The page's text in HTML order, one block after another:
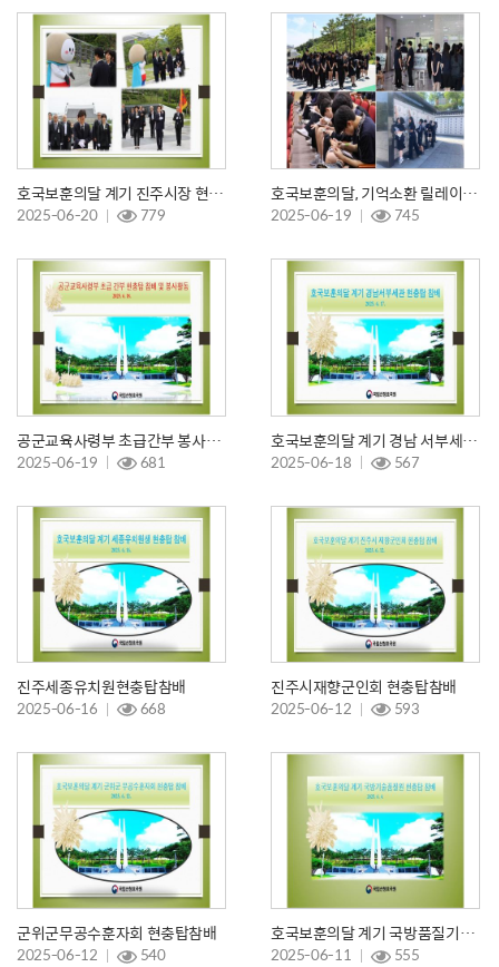
호국보훈의달 계기 진주시장 현충탑 참배
2025-06-20 779
호국보훈의달, 기억소환 릴레이 호국체험!! 스타뚜~~
2025-06-19 745
공군교육사령부 초급간부 봉사활동
2025-06-19 681
호국보훈의달 계기 경남 서부세관 직원 현충탑 참배
2025-06-18 567
진주세종유치원현충탑참배
2025-06-16 668
진주시재향군인회 현충탑참배
2025-06-12 593
군위군무공수훈자회 현충탑참배
2025-06-12 540
호국보훈의달 계기 국방품질기술원 현충탑참배
2025-06-11 555